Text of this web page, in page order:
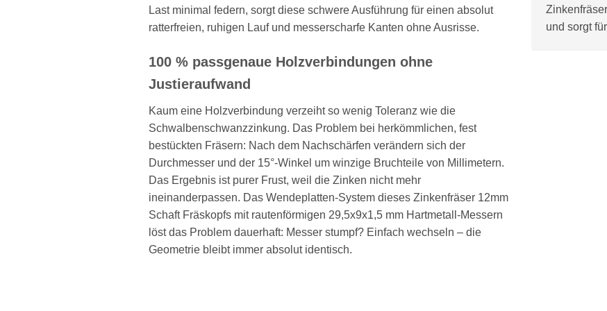
Last minimal federn, sorgt diese schwere Ausführung für einen absolut
ratterfreien, ruhigen Lauf und messerscharfe Kanten ohne Ausrisse.
100 % passgenaue Holzverbindungen ohne
Justieraufwand
Kaum eine Holzverbindung verzeiht so wenig Toleranz wie die
Schwalbenschwanzzinkung. Das Problem bei herkömmlichen, fest
bestückten Fräsern: Nach dem Nachschärfen verändern sich der
Durchmesser und der 15°-Winkel um winzige Bruchteile von Millimetern.
Das Ergebnis ist purer Frust, weil die Zinken nicht mehr
ineinanderpassen. Das Wendeplatten-System dieses Zinkenfräser 12mm
Schaft Fräskopfs mit rautenförmigen 29,5x9x1,5 mm Hartmetall-Messern
löst das Problem dauerhaft: Messer stumpf? Einfach wechseln – die
Geometrie bleibt immer absolut identisch.
und sorgt